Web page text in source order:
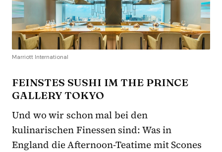
Marriott International
FEINSTES SUSHI IM THE PRINCE
GALLERY TOKYO
Und wo wir schon mal bei den
kulinarischen Finessen sind: Was in
England die Afternoon-Teatime mit Scones